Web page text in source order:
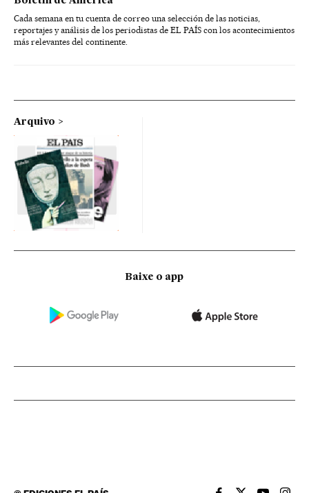
Cada semana en tu cuenta de correo una selección de las noticias,
reportajes y análisis de los periodistas de EL PAÍS con los acontecimientos
más relevantes del continente.
Arquivo
Baixe o app